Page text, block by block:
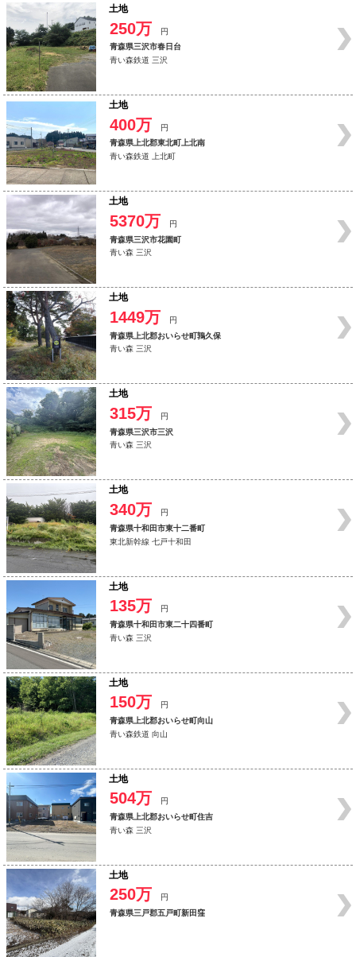
土地
250万
円
青森県三沢市春日台
青い森鉄道 三沢
土地
400万
円
青森県上北郡東北町上北南
青い森鉄道 上北町
土地
5370万
円
青森県三沢市花園町
青い森 三沢
土地
1449万
円
青森県上北郡おいらせ町鶉久保
青い森 三沢
土地
315万
円
青森県三沢市三沢
青い森 三沢
土地
340万
円
青森県十和田市東十二番町
東北新幹線 七戸十和田
土地
135万
円
青森県十和田市東二十四番町
青い森 三沢
土地
150万
円
青森県上北郡おいらせ町向山
青い森鉄道 向山
土地
504万
円
青森県上北郡おいらせ町住吉
青い森 三沢
土地
250万
円
青森県三戸郡五戸町新田窪